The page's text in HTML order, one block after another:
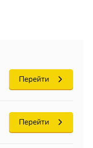
Перейти
Перейти